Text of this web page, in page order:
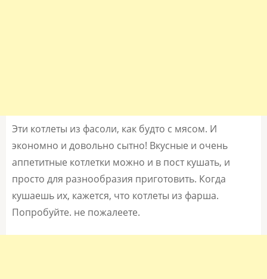
Эти котлеты из фасоли, как будто с мясом. И
экономно и довольно сытно! Вкусные и очень
аппетитные котлетки можно и в пост кушать, и
просто для разнообразия приготовить. Когда
кушаешь их, кажется, что котлеты из фарша.
Попробуйте. не пожалеете.